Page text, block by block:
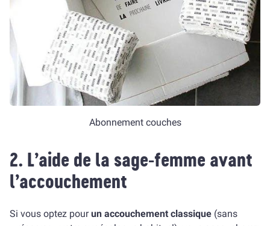
Abonnement couches
2. L’aide de la sage-femme avant
l’accouchement
Si vous optez pourun accouchement classique (sans